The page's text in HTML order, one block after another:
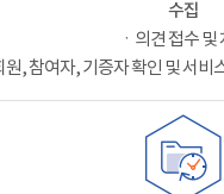
수집
ㆍ의견 접수 및
원, 참여자, 기증자 확인 및 서비